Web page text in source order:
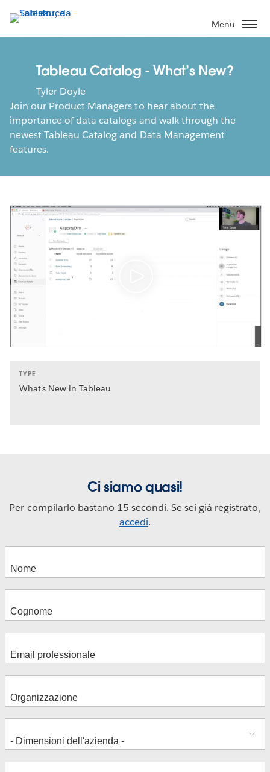
Passa
contenuto
Menu
Tableau Catalog - What’s New?
Tyler Doyle
Join our Product Managers to hear about the
importance of data catalogs and walk through the
newest Tableau Catalog and Data Management
features.
TYPE
What's New in Tableau
Ci siamo quasi!
Per compilarlo bastano 15 secondi. Se sei già registrato,
accedi.